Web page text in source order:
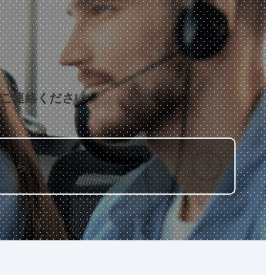
連絡ください。
ちら